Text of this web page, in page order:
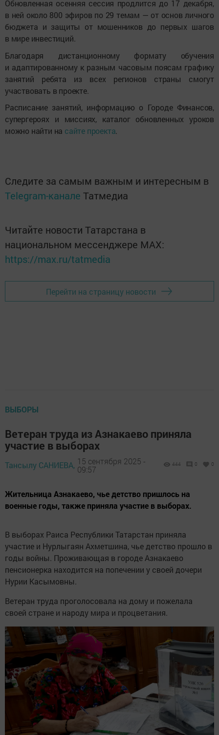
Обновленная осенняя сессия продлится до 17 декабря,
в ней около 800 эфиров по 29 темам — от основ личного
бюджета и защиты от мошенников до первых шагов
в мире инвестиций.
Благодаря дистанционному формату обучения
и адаптированному к разным часовым поясам графику
занятий ребята из всех регионов страны смогут
участвовать в проекте.
Расписание занятий, информацию о Городе Финансов,
супергероях и миссиях, каталог обновленных уроков
можно найти на сайте проекта.
Следите за самым важным и интересным в
Telegram-канале Татмедиа
Читайте новости Татарстана в
национальном мессенджере MАХ:
https://max.ru/tatmedia
Перейти на страницу новости
ВЫБОРЫ
Ветеран труда из Азнакаево приняла
участие в выборах
Тансылу САНИЕВА, 15 сентября 2025 -
09:57
444 0 0
Жительница Азнакаево, чье детство пришлось на
военные годы, также приняла участие в выборах.
В выборах Раиса Республики Татарстан приняла
участие и Нурлыгаян Ахметшина, чье детство прошло в
годы войны. Проживающая в городе Азнакаево
пенсионерка находится на попечении у своей дочери
Нурии Касымовны.
Ветеран труда проголосовала на дому и пожелала
своей стране и народу мира и процветания.